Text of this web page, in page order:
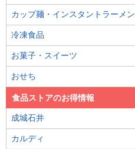
カップ麺・インスタントラーメン
冷凍食品
お菓子・スイーツ
おせち
食品ストアのお得情報
成城石井
カルディ